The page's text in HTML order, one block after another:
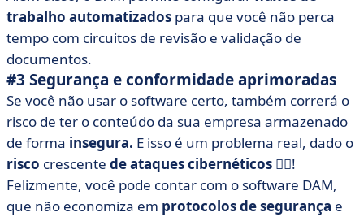
trabalho automatizados para que você não perca
tempo com circuitos de revisão e validação de
documentos.
#3 Segurança e conformidade aprimoradas
Se você não usar o software certo, também correrá o
risco de ter o conteúdo da sua empresa armazenado
de forma insegura. E isso é um problema real, dado o
risco crescente de ataques cibernéticos 🏴‍☠️!
Felizmente, você pode contar com o software DAM,
que não economiza em protocolos de segurança e